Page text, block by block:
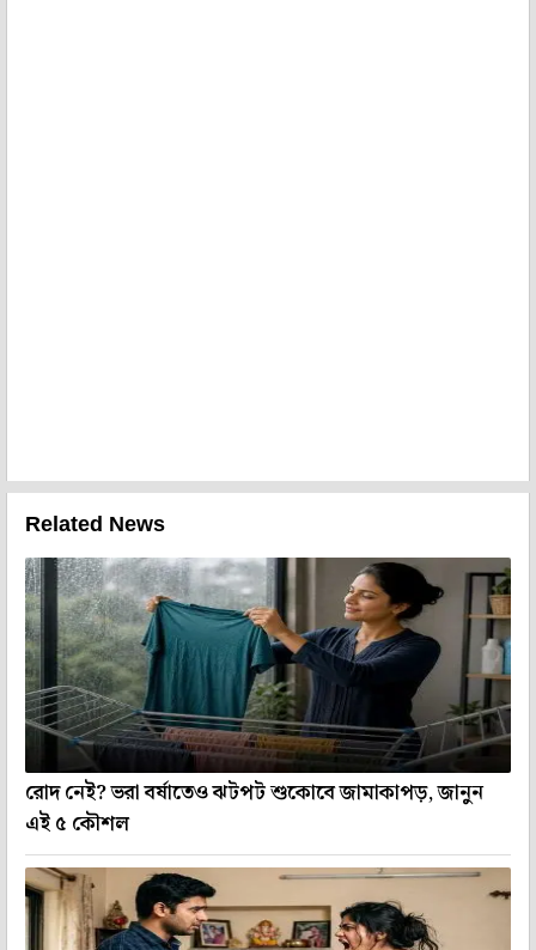
Related News
রোদ নেই? ভরা বর্ষাতেও ঝটপট শুকোবে জামাকাপড়, জানুন
এই ৫ কৌশল